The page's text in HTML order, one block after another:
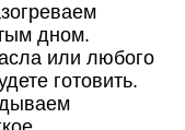
дном.
или любого
готовить.